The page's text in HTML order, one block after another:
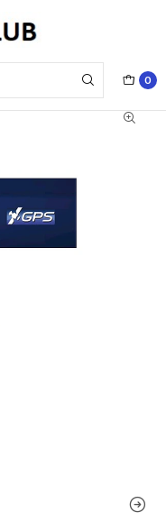
0
Digital NXDN™ y Análogo
completo (A pedido